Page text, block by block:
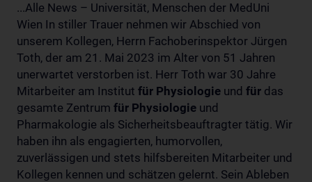
...Alle News – Universität, Menschen der MedUni
Wien In stiller Trauer nehmen wir Abschied von
unserem Kollegen, Herrn Fachoberinspektor Jürgen
Toth, der am 21. Mai 2023 im Alter von 51 Jahren
unerwartet verstorben ist. Herr Toth war 30 Jahre
Mitarbeiter am Institut für Physiologie und für das
gesamte Zentrum für Physiologie und
Pharmakologie als Sicherheitsbeauftragter tätig. Wir
haben ihn als engagierten, humorvollen,
zuverlässigen und stets hilfsbereiten Mitarbeiter und
Kollegen kennen und schätzen gelernt. Sein Ableben